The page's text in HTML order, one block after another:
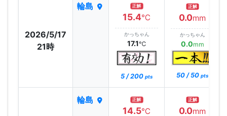
2026/5/17
21時
輪島 正解
15.4℃
かっちゃん
17.1℃
5 / 200 pts
正解
0.0mm
かっちゃん
0.0mm
50 / 50 pts
輪島 正解
14.5℃
正解
0.0mm